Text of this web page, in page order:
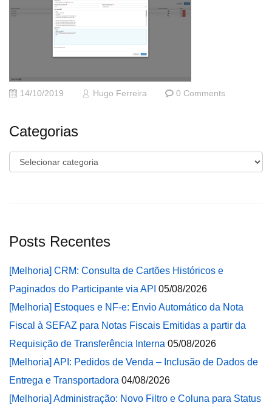
14/10/2019 Hugo Ferreira 0 Comments
Categorias
Categorias
Posts Recentes
[Melhoria] CRM: Consulta de Cartões Históricos e
Paginados do Participante via API 05/08/2026
[Melhoria] Estoques e NF-e: Envio Automático da Nota
Fiscal à SEFAZ para Notas Fiscais Emitidas a partir da
Requisição de Transferência Interna 05/08/2026
[Melhoria] API: Pedidos de Venda – Inclusão de Dados de
Entrega e Transportadora 04/08/2026
[Melhoria] Administração: Novo Filtro e Coluna para Status